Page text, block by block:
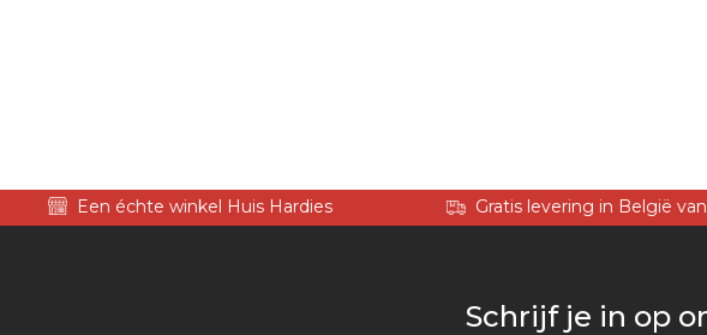
Een échte winkel Huis Hardies Gratis levering in België
Schrijf je in op